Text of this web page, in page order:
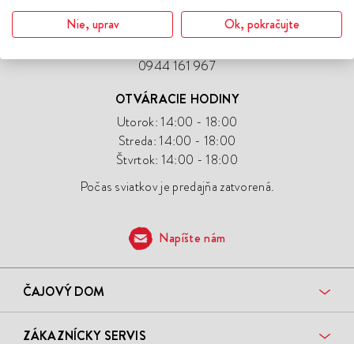
PREDAJŇA A SHOWROOM
Povraznícka 2, Bratislava
0944 161 967
OTVÁRACIE HODINY
Utorok: 14:00 - 18:00
Streda: 14:00 - 18:00
Štvrtok: 14:00 - 18:00
Počas sviatkov je predajňa zatvorená.
Napíšte nám
ČAJOVÝ DOM
ZÁKAZNÍCKY SERVIS
Nie, uprav Ok, pokračujte